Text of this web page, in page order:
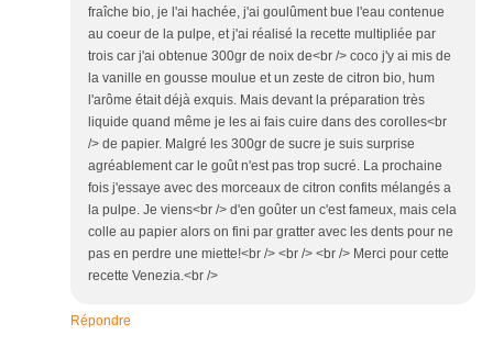
fraîche bio, je l'ai hachée, j'ai goulûment bue l'eau contenue
au coeur de la pulpe, et j'ai réalisé la recette multipliée par
trois car j'ai obtenue 300gr de noix de<br /> coco j'y ai mis de
la vanille en gousse moulue et un zeste de citron bio, hum
l'arôme était déjà exquis. Mais devant la préparation très
liquide quand même je les ai fais cuire dans des corolles<br
/> de papier. Malgré les 300gr de sucre je suis surprise
agréablement car le goût n'est pas trop sucré. La prochaine
fois j'essaye avec des morceaux de citron confits mélangés a
la pulpe. Je viens<br /> d'en goûter un c'est fameux, mais cela
colle au papier alors on fini par gratter avec les dents pour ne
pas en perdre une miette!<br /> <br /> <br /> Merci pour cette
recette Venezia.<br />
Répondre